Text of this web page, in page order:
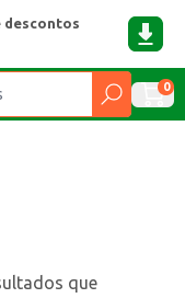
descontos
0
que